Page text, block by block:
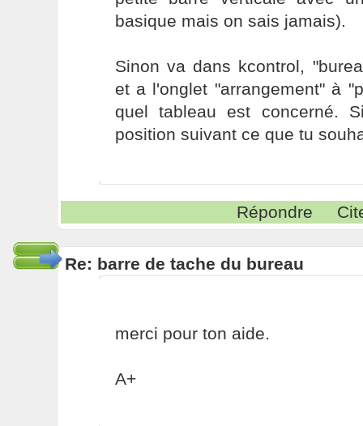
basique mais on sais jamais).
Sinon va dans kcontrol,
et a l'onglet "arrangement" à
quel tableau est concerné.
position suivant ce que tu
Répondre
Re: barre de tache du bureau
merci pour ton aide.
A+